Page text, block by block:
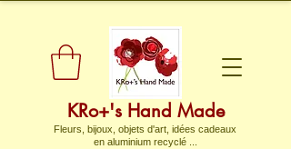
KRo+'s Hand Made
Fleurs, bijoux, objets d'art, idées cadeaux
en aluminium recyclé ...